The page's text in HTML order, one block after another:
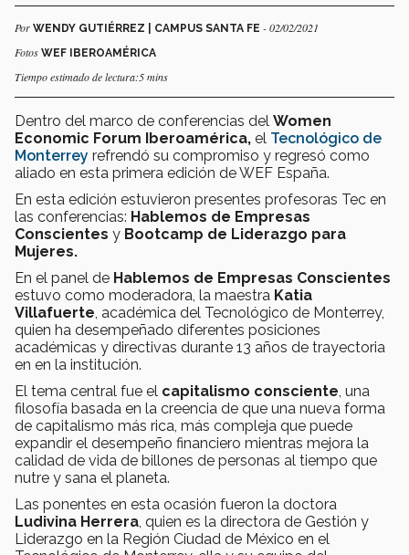
Por WENDY GUTIÉRREZ | CAMPUS SANTA FE - 02/02/2021
Fotos WEF IBEROAMÉRICA
Tiempo estimado de lectura:5 mins
Dentro del marco de conferencias del Women
Economic Forum Iberoamérica, el Tecnológico de
Monterrey refrendó su compromiso y regresó como
aliado en esta primera edición de WEF España.
En esta edición estuvieron presentes profesoras Tec en
las conferencias: Hablemos de Empresas
Conscientes y Bootcamp de Liderazgo para
Mujeres.
En el panel de Hablemos de Empresas Conscientes
estuvo como moderadora, la maestra Katia
Villafuerte , académica del Tecnológico de Monterrey,
quien ha desempeñado diferentes posiciones
académicas y directivas durante 13 años de trayectoria
en en la institución.
El tema central fue el capitalismo consciente , una
filosofía basada en la creencia de que una nueva forma
de capitalismo más rica, más compleja que puede
expandir el desempeño financiero mientras mejora la
calidad de vida de billones de personas al tiempo que
nutre y sana el planeta.
Las ponentes en esta ocasión fueron la doctora
Ludivina Herrera , quien es la directora de Gestión y
Liderazgo en la Región Ciudad de México en el